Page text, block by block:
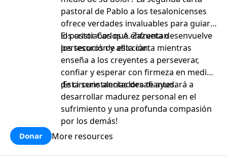
pastoral de Pablo a los tesalonicenses
ofrece verdades invaluables para guiar a
los cristianos que enfrentan
persecución y aflicción.
El pastor Carlos A. Zazueta desenvuelve
los tesoros de esta carta mientras
enseña a los creyentes a perseverar,
confiar y esperar con firmeza en medio
de circunstancias desafiantes.
¡Esta serie alentadora te ayudará a
desarrollar madurez personal en el
sufrimiento y una profunda compasión
por los demás!
Donar More resources